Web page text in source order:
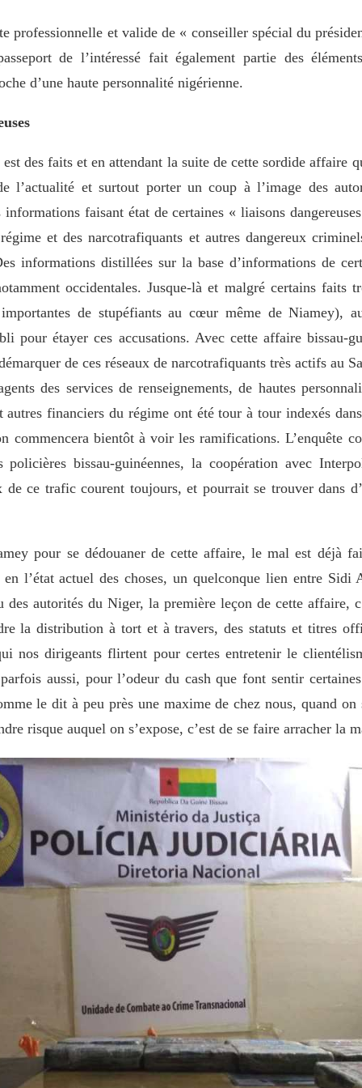
professionnelle et valide de « conseiller spécial du
de l’intéressé fait également partie des
d’une haute personnalité nigérienne.
des faits et en attendant la suite de cette sordide affaire
l’actualité et surtout porter un coup à l’image des
informations faisant état de certaines « liaisons
et des narcotrafiquants et autres dangereux
informations distillées sur la base d’informations de
occidentales. Jusque-là et malgré certains faits
importantes de stupéfiants au cœur même de Niamey),
pour étayer ces accusations. Avec cette affaire bissau-
de ces réseaux de narcotrafiquants très actifs au
des services de renseignements, de hautes
financiers du régime ont été tour à tour indexés
commencera bientôt à voir les ramifications. L’enquête
policières bissau-guinéennes, la coopération avec
de ce trafic courent toujours, et pourrait se trouver dans
pour se dédouaner de cette affaire, le mal est déjà
l’état actuel des choses, un quelconque lien entre Sidi
des autorités du Niger, la première leçon de cette affaire,
la distribution à tort et à travers, des statuts et titres
nos dirigeants flirtent pour certes entretenir le
aussi, pour l’odeur du cash que font sentir
le dit à peu près une maxime de chez nous, quand on
risque auquel on s’expose, c’est de se faire arracher la